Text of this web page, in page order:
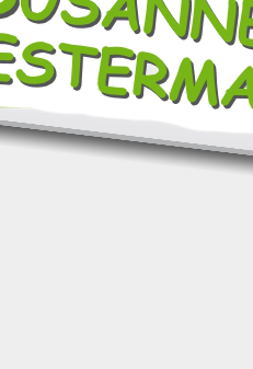
Westermann –Impressumund